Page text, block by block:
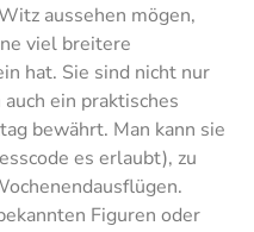
aussehen mögen,
viel breitere
hat. Sie sind nicht nur
ein praktisches
bewährt. Man kann sie
es erlaubt), zu
Figuren oder